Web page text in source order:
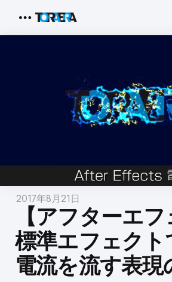
Menu
2017年8月21日
【アフターエフ
標準エフェク
電流を流す表